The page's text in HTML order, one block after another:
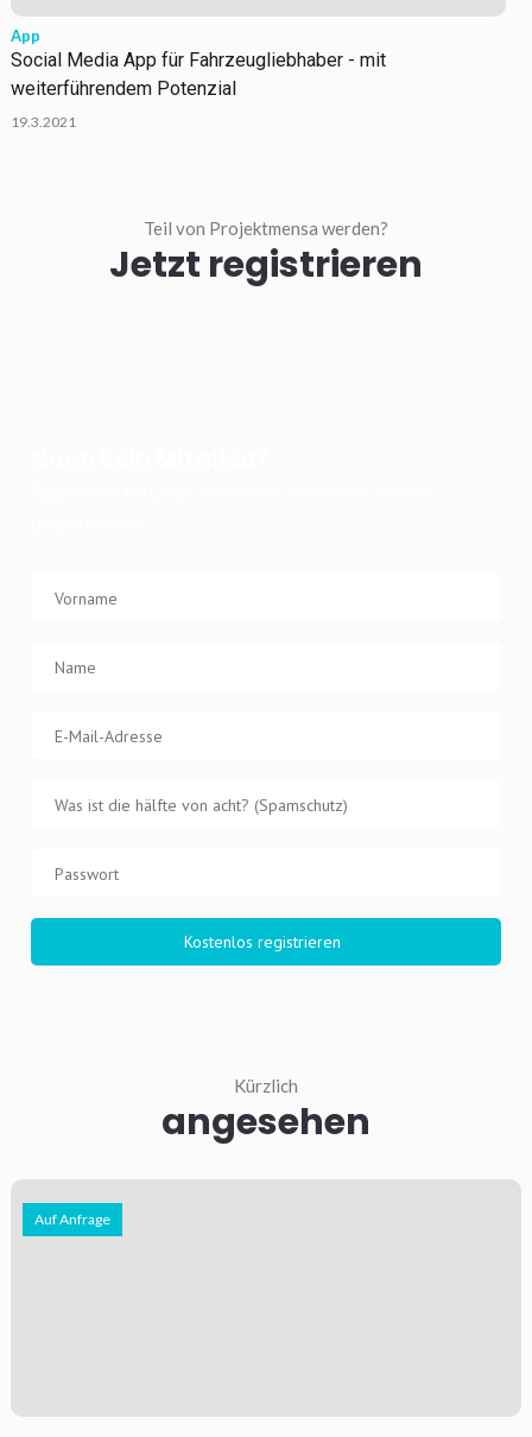
App
Social Media App für Fahrzeugliebhaber - mit
weiterführendem Potenzial
19.3.2021
Teil von Projektmensa werden?
Jetzt registrieren
Kürzlich
angesehen
Auf Anfrage